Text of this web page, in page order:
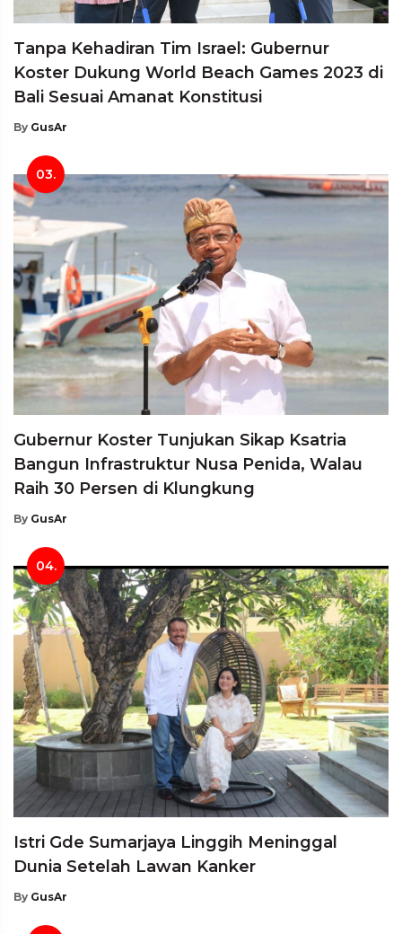
Tanpa Kehadiran Tim Israel: Gubernur
Koster Dukung World Beach Games 2023 di
Bali Sesuai Amanat Konstitusi
By GusAr
03.
Gubernur Koster Tunjukan Sikap Ksatria
Bangun Infrastruktur Nusa Penida, Walau
Raih 30 Persen di Klungkung
By GusAr
04.
Istri Gde Sumarjaya Linggih Meninggal
Dunia Setelah Lawan Kanker
By GusAr